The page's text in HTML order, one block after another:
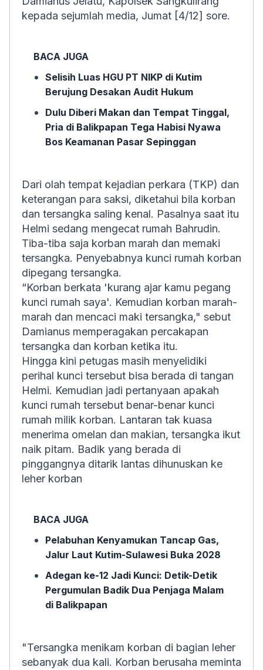
kepada sejumlah media, Jumat [4/12] sore.
BACA JUGA
Selisih Luas HGU PT NIKP di Kutim
Berujung Desakan Audit Hukum
Dulu Diberi Makan dan Tempat Tinggal,
Pria di Balikpapan Tega Habisi Nyawa
Bos Keamanan Pasar Sepinggan
Dari olah tempat kejadian perkara (TKP) dan
keterangan para saksi, diketahui bila korban
dan tersangka saling kenal. Pasalnya saat itu
Helmi sedang mengecat rumah Bahrudin.
Tiba-tiba saja korban marah dan memaki
tersangka. Penyebabnya kunci rumah korban
dipegang tersangka.
“Korban berkata 'kurang ajar kamu pegang
kunci rumah saya'. Kemudian korban marah-
marah dan mencaci maki tersangka," sebut
Damianus memperagakan percakapan
tersangka dan korban ketika itu.
Hingga kini petugas masih menyelidiki
perihal kunci tersebut bisa berada di tangan
Helmi. Kemudian jadi pertanyaan apakah
kunci rumah tersebut benar-benar kunci
rumah milik korban. Lantaran tak kuasa
menerima omelan dan makian, tersangka ikut
naik pitam. Badik yang berada di
pinggangnya ditarik lantas dihunuskan ke
leher korban
BACA JUGA
Pelabuhan Kenyamukan Tancap Gas,
Jalur Laut Kutim-Sulawesi Buka 2028
Adegan ke-12 Jadi Kunci: Detik-Detik
Pergumulan Badik Dua Penjaga Malam
di Balikpapan
"Tersangka menikam korban di bagian leher
sebanyak dua kali. Korban berusaha meminta